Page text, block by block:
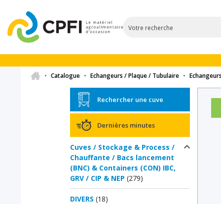
• Catalogue • Echangeurs / Plaque / Tubulaire •
Rechercher une cuve
Dernières minutes
Cuves / Stockage & Process /
Chauffante / Bacs lancement
(BNC) & Containers (CON) IBC,
GRV / CIP & NEP (279)
DIVERS (18)